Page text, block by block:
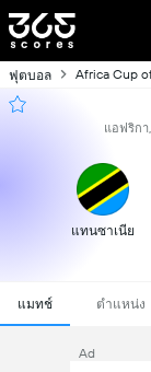
ฟุตบอล Africa Cup
แอฟริกา
แทนซาเนีย
แมทช์ ตำแหน่ง
Ad